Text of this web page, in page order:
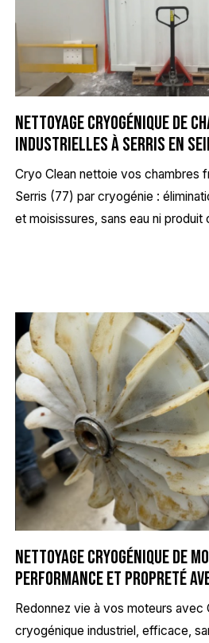
Nettoyage cryogénique de
industrielles à Serris en
Cryo Clean nettoie vos chambres
Serris (77) par cryogénie :
et moisissures, sans eau ni produit
Nettoyage cryogénique de
performance et propreté
Redonnez vie à vos moteurs avec
cryogénique industriel, efficace,